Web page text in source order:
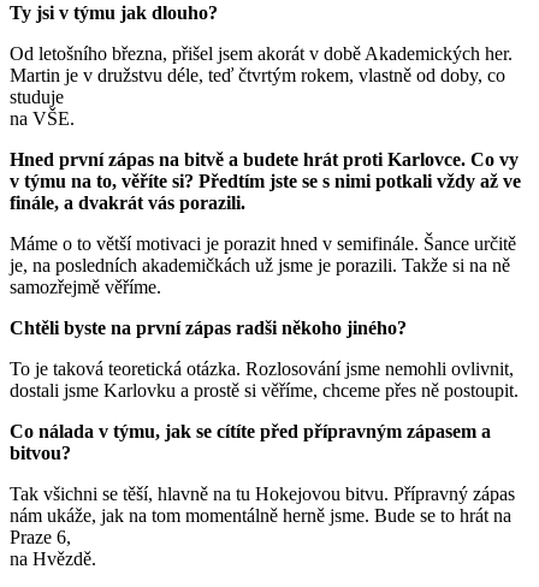
Ty jsi v týmu jak dlouho?
Od letošního března, přišel jsem akorát v době Akademických her.
Martin je v družstvu déle, teď čtvrtým rokem, vlastně od doby, co
studuje
na VŠE.
Hned první zápas na bitvě a budete hrát proti Karlovce. Co vy
v týmu na to, věříte si? Předtím jste se s nimi potkali vždy až ve
finále, a dvakrát vás porazili.
Máme o to větší motivaci je porazit hned v semifinále. Šance určitě
je, na posledních akademičkách už jsme je porazili. Takže si na ně
samozřejmě věříme.
Chtěli byste na první zápas radši někoho jiného?
To je taková teoretická otázka. Rozlosování jsme nemohli ovlivnit,
dostali jsme Karlovku a prostě si věříme, chceme přes ně postoupit.
Co nálada v týmu, jak se cítíte před přípravným zápasem a
bitvou?
Tak všichni se těší, hlavně na tu Hokejovou bitvu. Přípravný zápas
nám ukáže, jak na tom momentálně herně jsme. Bude se to hrát na
Praze 6,
na Hvězdě.